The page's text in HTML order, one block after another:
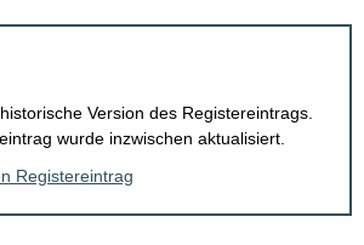
Version des Registereintrags.
wurde inzwischen aktualisiert.
Registereintrag